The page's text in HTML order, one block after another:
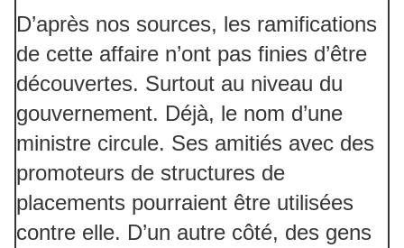
D’après nos sources, les ramifications
de cette affaire n’ont pas finies d’être
découvertes. Surtout au niveau du
gouvernement. Déjà, le nom d’une
ministre circule. Ses amitiés avec des
promoteurs de structures de
placements pourraient être utilisées
contre elle. D’un autre côté, des gens